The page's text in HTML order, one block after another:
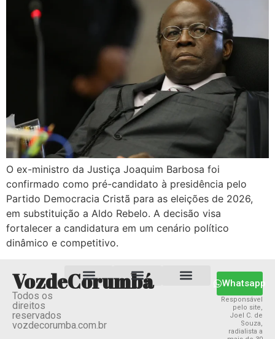
O ex-ministro da Justiça Joaquim Barbosa foi
confirmado como pré-candidato à presidência pelo
Partido Democracia Cristã para as eleições de 2026,
em substituição a Aldo Rebelo. A decisão visa
fortalecer a candidatura em um cenário político
dinâmico e competitivo.
VozdeCorumbá
Todos os
direitos
reservados
vozdecorumba.com.br
Whatsapp
Responsável
pelo site,
Joel C. de
Souza,
radialista a